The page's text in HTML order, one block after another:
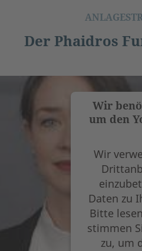
Der Phaidros
Wir
um den
Wir
Daten zu
Bitte
stimmen
zu, um